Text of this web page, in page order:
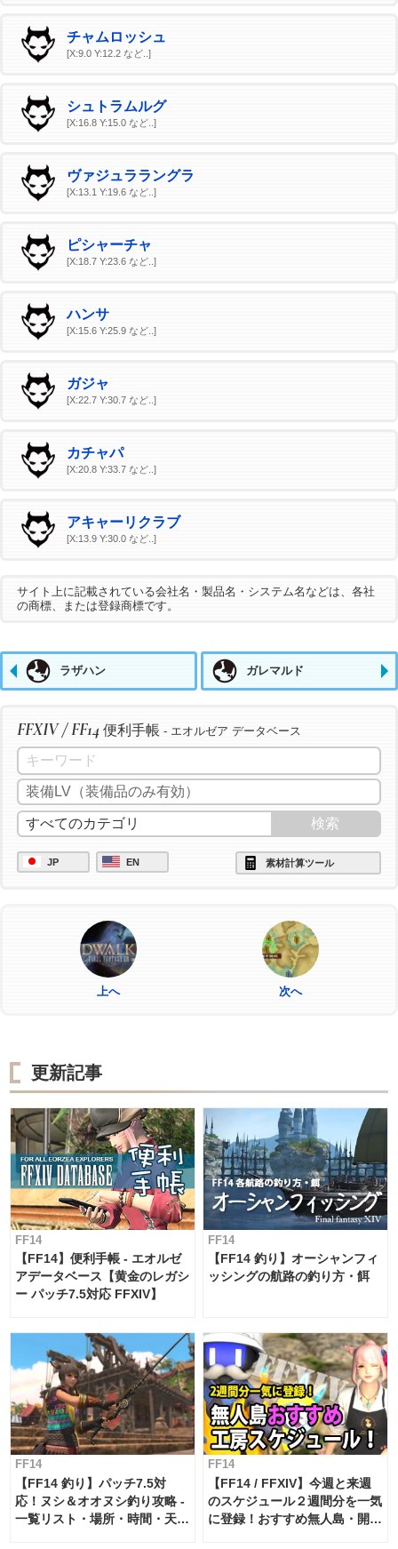
チャムロッシュ
[X:9.0 Y:12.2 など..]
シュトラムルグ
[X:16.8 Y:15.0 など..]
ヴァジュララングラ
[X:13.1 Y:19.6 など..]
ピシャーチャ
[X:18.7 Y:23.6 など..]
ハンサ
[X:15.6 Y:25.9 など..]
ガジャ
[X:22.7 Y:30.7 など..]
カチャパ
[X:20.8 Y:33.7 など..]
アキャーリクラブ
[X:13.9 Y:30.0 など..]
サイト上に記載されている会社名・製品名・システム名などは、各社
の商標、または登録商標です。
ラザハン ガレマルド
FFXIV / FF14 便利手帳 - エオルゼア データベース
JP EN 素材計算ツール
上へ 次へ
更新記事
FF14
【FF14】便利手帳 - エオルゼ
アデータベース【黄金のレガシ
ー パッチ7.5対応 FFXIV】
FF14
【FF14 釣り】オーシャンフィ
ッシングの航路の釣り方・餌
FF14
【FF14 釣り】パッチ7.5対
応！ヌシ＆オオヌシ釣り攻略 -
一覧リスト・場所・時間・天
FF14
【FF14 / FFXIV】今週と来週
のスケジュール２週間分を一気
に登録！おすすめ無人島・開拓